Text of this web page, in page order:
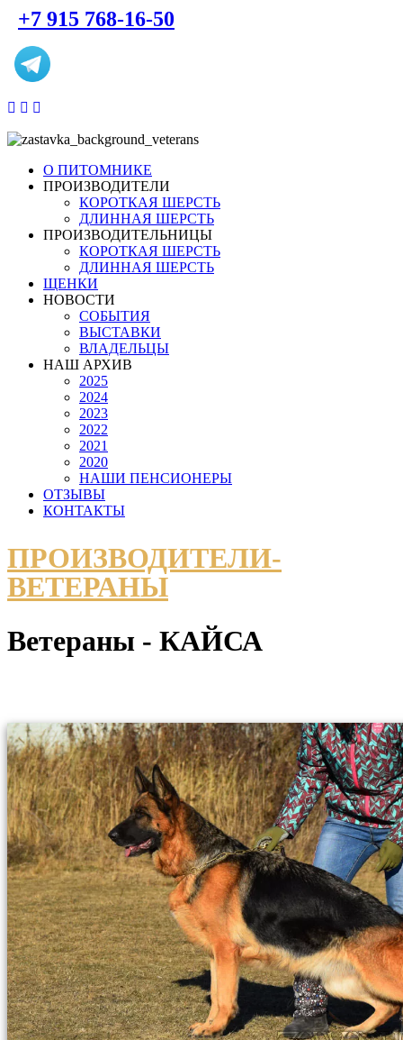
+7 915 768-16-50
О ПИТОМНИКЕ
ПРОИЗВОДИТЕЛИ
КОРОТКАЯ ШЕРСТЬ
ДЛИННАЯ ШЕРСТЬ
ПРОИЗВОДИТЕЛЬНИЦЫ
КОРОТКАЯ ШЕРСТЬ
ДЛИННАЯ ШЕРСТЬ
ЩЕНКИ
НОВОСТИ
СОБЫТИЯ
ВЫСТАВКИ
ВЛАДЕЛЬЦЫ
НАШ АРХИВ
2025
2024
2023
2022
2021
2020
НАШИ ПЕНСИОНЕРЫ
ОТЗЫВЫ
КОНТАКТЫ
ПРОИЗВОДИТЕЛИ-
ВЕТЕРАНЫ
Ветераны - КАЙСА